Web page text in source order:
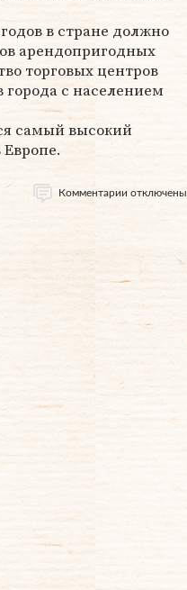
в стране должно
арендопригодных
торговых центров
с населением
самый высокий
Комментарии отключены